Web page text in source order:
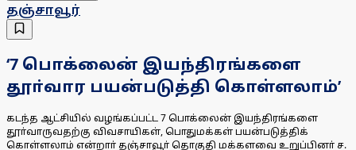
தஞ்சாவூர்
‘7 பொக்லைன் இயந்திரங்களை
தூா்வார பயன்படுத்தி கொள்ளலாம்’
கடந்த ஆட்சியில் வழங்கப்பட்ட 7 பொக்லைன் இயந்திரங்களை
தூா்வாருவதற்கு விவசாயிகள், பொதுமக்கள் பயன்படுத்திக்
கொள்ளலாம் என்றாா் தஞ்சாவூா் தொகுதி மக்களவை உறுப்பினா் ச.